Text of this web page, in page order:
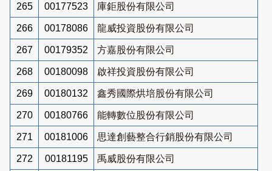
265 00177523 庫鉅股份有限公司
266 00178086 龍威投資股份有限公司
267 00179352 方嘉股份有限公司
268 00180098 啟祥投資股份有限公司
269 00180132 鑫秀國際烘培股份有限公司
270 00180766 能轉數位股份有限公司
271 00181006 思達創藝整合行銷股份有限公司
272 00181195 禹威股份有限公司